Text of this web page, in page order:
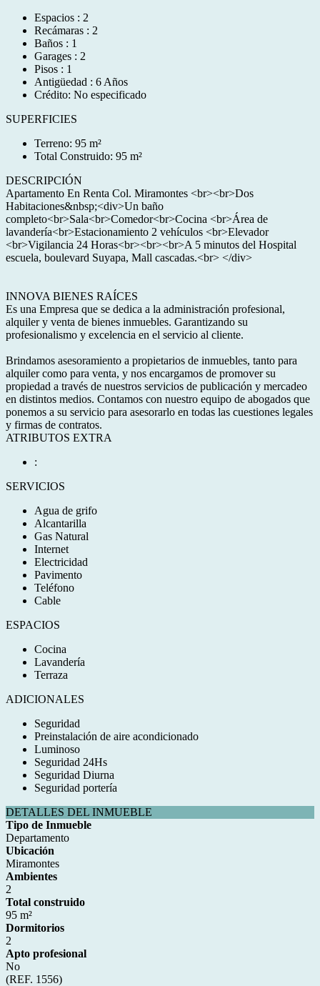
Espacios : 2
Recámaras : 2
Baños : 1
Garages : 2
Pisos : 1
Antigüedad : 6 Años
Crédito: No especificado
SUPERFICIES
Terreno: 95 m²
Total Construido: 95 m²
DESCRIPCIÓN
Apartamento En Renta Col. Miramontes <br><br>Dos
Habitaciones&nbsp;<div>Un baño
completo<br>Sala<br>Comedor<br>Cocina <br>Área de
lavandería<br>Estacionamiento 2 vehículos <br>Elevador
<br>Vigilancia 24 Horas<br><br><br>A 5 minutos del Hospital
escuela, boulevard Suyapa, Mall cascadas.<br> </div>
INNOVA BIENES RAÍCES
Es una Empresa que se dedica a la administración profesional,
alquiler y venta de bienes inmuebles. Garantizando su
profesionalismo y excelencia en el servicio al cliente.
Brindamos asesoramiento a propietarios de inmuebles, tanto para
alquiler como para venta, y nos encargamos de promover su
propiedad a través de nuestros servicios de publicación y mercadeo
en distintos medios. Contamos con nuestro equipo de abogados que
ponemos a su servicio para asesorarlo en todas las cuestiones legales
y firmas de contratos.
ATRIBUTOS EXTRA
:
SERVICIOS
Agua de grifo
Alcantarilla
Gas Natural
Internet
Electricidad
Pavimento
Teléfono
Cable
ESPACIOS
Cocina
Lavandería
Terraza
ADICIONALES
Seguridad
Preinstalación de aire acondicionado
Luminoso
Seguridad 24Hs
Seguridad Diurna
Seguridad portería
DETALLES DEL INMUEBLE
Tipo de Inmueble
Departamento
Ubicación
Miramontes
Ambientes
2
Total construido
95 m²
Dormitorios
2
Apto profesional
No
(REF. 1556)